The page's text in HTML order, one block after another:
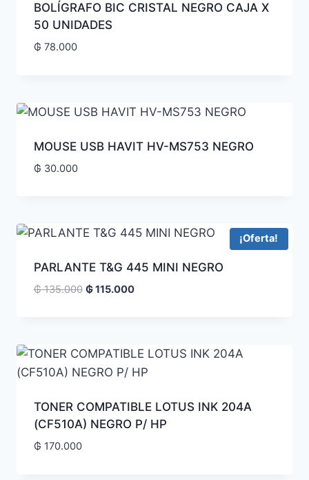
BOLÍGRAFO BIC CRISTAL NEGRO CAJA X
50 UNIDADES
₲ 78.000
MOUSE USB HAVIT HV-MS753 NEGRO
₲ 30.000
¡Oferta!
PARLANTE T&G 445 MINI NEGRO
₲135.000 ₲115.000
TONER COMPATIBLE LOTUS INK 204A
(CF510A) NEGRO P/ HP
₲ 170.000